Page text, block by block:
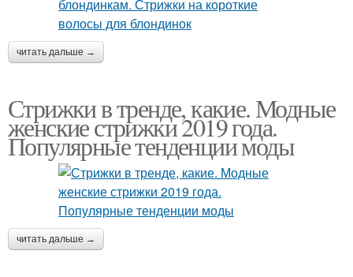
читать дальше →
Стрижки в тренде, какие. Модные
женские стрижки 2019 года.
Популярные тенденции моды
читать дальше →